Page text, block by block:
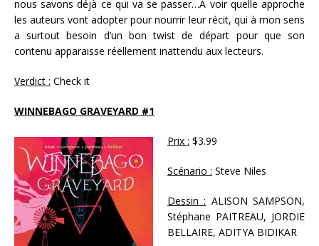
nous savons déjà ce qui va se passer…A voir quelle approche
les auteurs vont adopter pour nourrir leur récit, qui à mon sens
a surtout besoin d’un bon twist de départ pour que son
contenu apparaisse réellement inattendu aux lecteurs.
Verdict : Check it
WINNEBAGO GRAVEYARD #1
Prix : $3.99
Scénario : Steve Niles
Dessin : ALISON SAMPSON,
Stéphane PAITREAU, JORDIE
BELLAIRE, ADITYA BIDIKAR